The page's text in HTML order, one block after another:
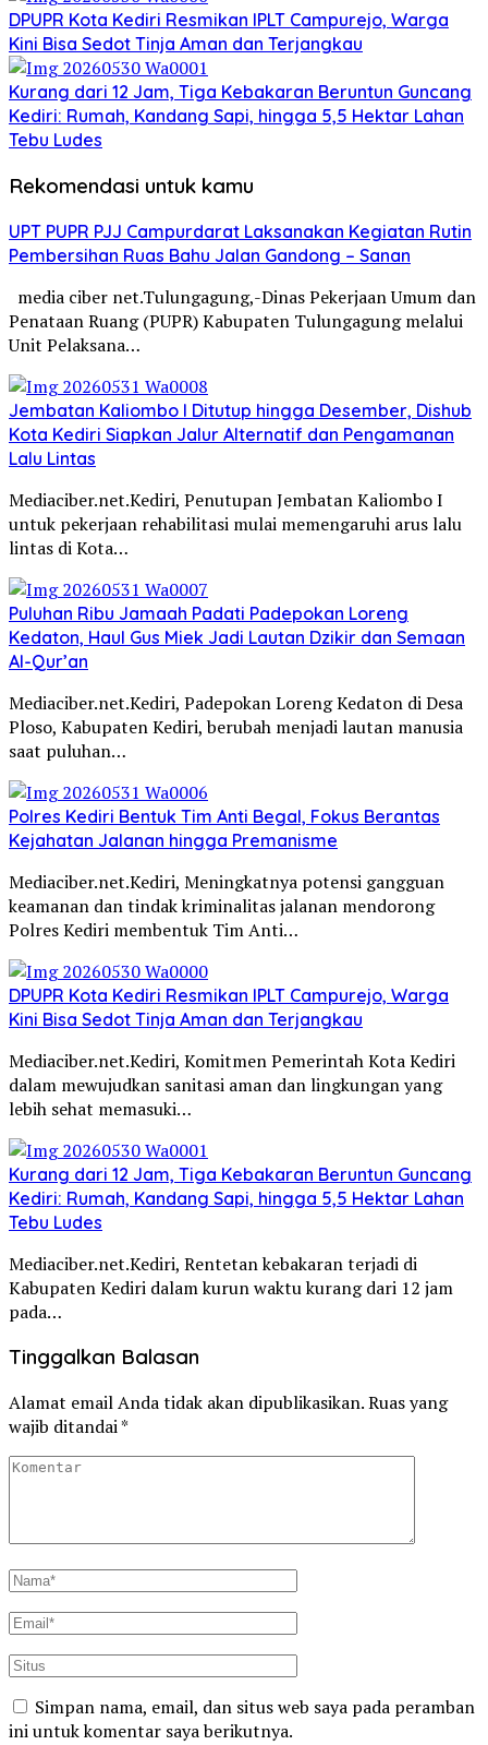
DPUPR Kota Kediri Resmikan IPLT Campurejo, Warga
Kini Bisa Sedot Tinja Aman dan Terjangkau
Kurang dari 12 Jam, Tiga Kebakaran Beruntun Guncang
Kediri: Rumah, Kandang Sapi, hingga 5,5 Hektar Lahan
Tebu Ludes
Rekomendasi untuk kamu
UPT PUPR PJJ Campurdarat Laksanakan Kegiatan Rutin
Pembersihan Ruas Bahu Jalan Gandong – Sanan
media ciber net.Tulungagung,-Dinas Pekerjaan Umum dan
Penataan Ruang (PUPR) Kabupaten Tulungagung melalui
Unit Pelaksana…
Jembatan Kaliombo I Ditutup hingga Desember, Dishub
Kota Kediri Siapkan Jalur Alternatif dan Pengamanan
Lalu Lintas
Mediaciber.net.Kediri, Penutupan Jembatan Kaliombo I
untuk pekerjaan rehabilitasi mulai memengaruhi arus lalu
lintas di Kota…
Puluhan Ribu Jamaah Padati Padepokan Loreng
Kedaton, Haul Gus Miek Jadi Lautan Dzikir dan Semaan
Al-Qur’an
Mediaciber.net.Kediri, Padepokan Loreng Kedaton di Desa
Ploso, Kabupaten Kediri, berubah menjadi lautan manusia
saat puluhan…
Polres Kediri Bentuk Tim Anti Begal, Fokus Berantas
Kejahatan Jalanan hingga Premanisme
Mediaciber.net.Kediri, Meningkatnya potensi gangguan
keamanan dan tindak kriminalitas jalanan mendorong
Polres Kediri membentuk Tim Anti…
DPUPR Kota Kediri Resmikan IPLT Campurejo, Warga
Kini Bisa Sedot Tinja Aman dan Terjangkau
Mediaciber.net.Kediri, Komitmen Pemerintah Kota Kediri
dalam mewujudkan sanitasi aman dan lingkungan yang
lebih sehat memasuki…
Kurang dari 12 Jam, Tiga Kebakaran Beruntun Guncang
Kediri: Rumah, Kandang Sapi, hingga 5,5 Hektar Lahan
Tebu Ludes
Mediaciber.net.Kediri, Rentetan kebakaran terjadi di
Kabupaten Kediri dalam kurun waktu kurang dari 12 jam
pada…
Tinggalkan Balasan
Alamat email Anda tidak akan dipublikasikan.Ruas yang
wajib ditandai*
Simpan nama, email, dan situs web saya pada peramban
ini untuk komentar saya berikutnya.